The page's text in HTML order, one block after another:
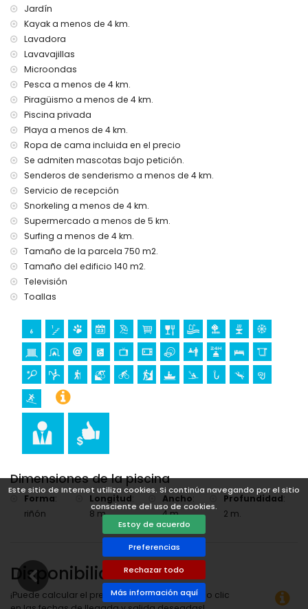
Este sitio de Internet utiliza cookies. Si continúa navegando por el sitio
consciente del uso de cookies.
Estoy de acuerdo
Preferencias
Rechazar todo
Más información aquí
cama extra y cuna para niños (bajo petición)
Entretenimiento y actividades de ocio para sus vacaciones
en Benitachell, Costa Blanca
bar (a menos de 5 kilómetros de la casa)
Visitas y cultura en Benitachell, Costa Blanca
edificio arquitectónico (Pueblo Histórico, Benitachell), lugar
histórico (Pueblo Histórico y Benitachell) (a menos de 5
kilómetros del alojamiento)
museo (Pueblo Histórico, Jávea), iglesia (Parroquia de
Santa María Magdalena, Benitachell), castillo (Castell de
Teulada-Moraira), ruina (Torre del Cap d'Or) y monumento
(Castell de Teulada-Moraira) (a menos de 10 kilómetros del
alojamiento)
Deportes
tenis, equitación, senderismo, ciclismo de montaña,
ciclismo, canotaje, kayak, pesca, buceo, snorkel y surf (a
menos de 5 kilómetros de la villa)
golf (Club de Golf Jávea) (a menos de 10 kilómetros de la
villa)
Jardín
Kayak a menos de 4 km.
Lavadora
Lavavajillas
Microondas
Pesca a menos de 4 km.
Piragüismo a menos de 4 km.
Piscina privada
Playa a menos de 4 km.
Ropa de cama incluida en el precio
Se admiten mascotas bajo petición.
Senderos de senderismo a menos de 4 km.
Servicio de recepción
Snorkeling a menos de 4 km.
Supermercado a menos de 5 km.
Surfing a menos de 4 km.
Tamaño de la parcela 750 m2.
Tamaño del edificio 140 m2.
Televisión
Toallas
Dimensiones de la piscina
Forma:
riñón
Longitud:
8 m.
Ancho:
4 m.
Profundidad:
2 m.
Disponibilidad
¡Puede calcular el precio del alquiler haciendo clic